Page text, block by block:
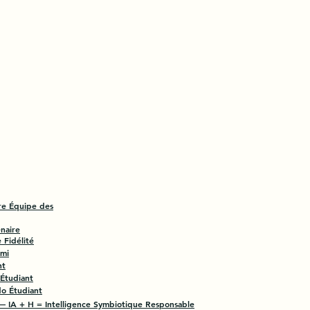
Équipe des
Fidélité
Étudiant
IA + H = Intelligence Symbiotique Responsable